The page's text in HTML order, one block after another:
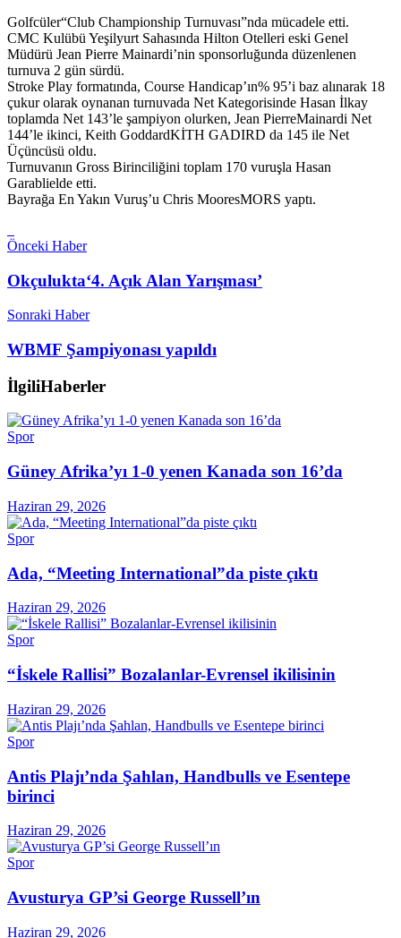
Golfcüler“Club Championship Turnuvası”nda mücadele etti.
CMC Kulübü Yeşilyurt Sahasında Hilton Otelleri eski Genel
Müdürü Jean Pierre Mainardi’nin sponsorluğunda düzenlenen
turnuva 2 gün sürdü.
Stroke Play formatında, Course Handicap’ın% 95’i baz alınarak 18
çukur olarak oynanan turnuvada Net Kategorisinde Hasan İlkay
toplamda Net 143’le şampiyon olurken, Jean PierreMainardi Net
144’le ikinci, Keith GoddardKİTH GADIRD da 145 ile Net
Üçüncüsü oldu.
Turnuvanın Gross Birinciliğini toplam 170 vuruşla Hasan
Garablielde etti.
Bayrağa En Yakın Vuruş’u Chris MooresMORS yaptı.
Önceki Haber
Okçulukta‘4. Açık Alan Yarışması’
Sonraki Haber
WBMF Şampiyonası yapıldı
İlgiliHaberler
Spor
Güney Afrika’yı 1-0 yenen Kanada son 16’da
Haziran 29, 2026
Spor
Ada, “Meeting International”da piste çıktı
Haziran 29, 2026
Spor
“İskele Rallisi” Bozalanlar-Evrensel ikilisinin
Haziran 29, 2026
Spor
Antis Plajı’nda Şahlan, Handbulls ve Esentepe
birinci
Haziran 29, 2026
Spor
Avusturya GP’si George Russell’ın
Haziran 29, 2026